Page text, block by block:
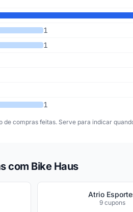
1
1
1
de compras feitas. Serve para indicar
com Bike Haus
Atrio
9 cupons